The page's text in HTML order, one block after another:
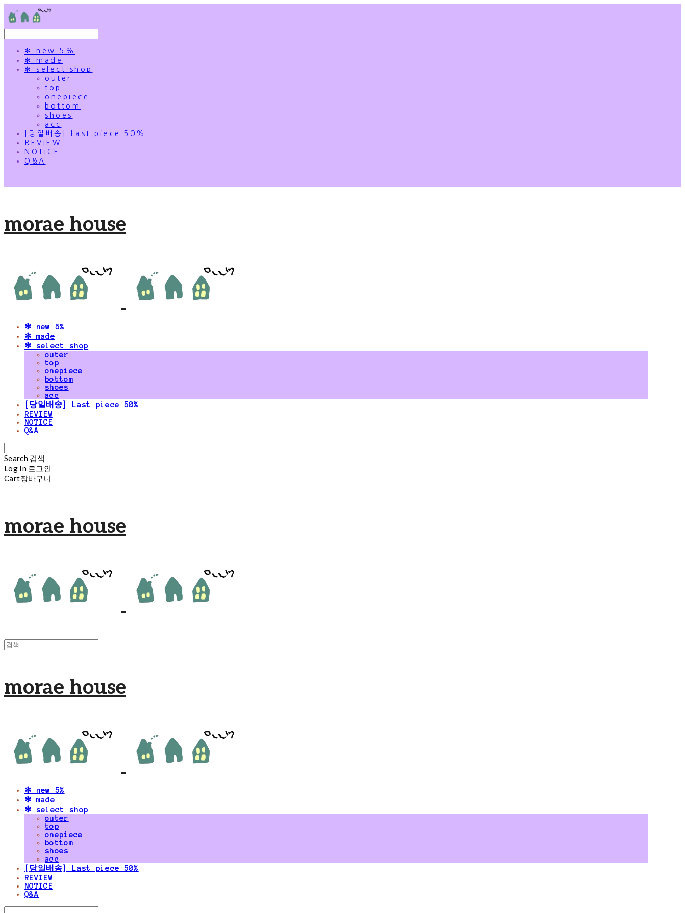
✻ new 5%
✻ made
✻ select shop
outer
top
onepiece
bottom
shoes
acc
[당일배송] Last piece 50%
REVIEW
NOTICE
Q&A
morae house
✻ new 5%
✻ made
✻ select shop
outer
top
onepiece
bottom
shoes
acc
[당일배송] Last piece 50%
REVIEW
NOTICE
Q&A
Search 검색
Log In 로그인
Cart장바구니
morae house
morae house
✻ new 5%
✻ made
✻ select shop
outer
top
onepiece
bottom
shoes
acc
[당일배송] Last piece 50%
REVIEW
NOTICE
Q&A